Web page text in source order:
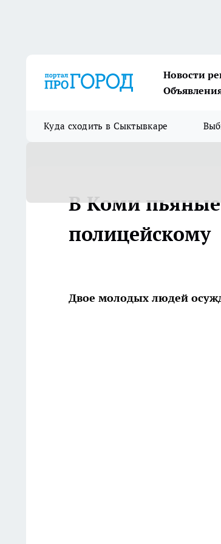
Новости
Куда сходить в Сыктывкаре
В Коми
полицейскому
Двое молодых людей